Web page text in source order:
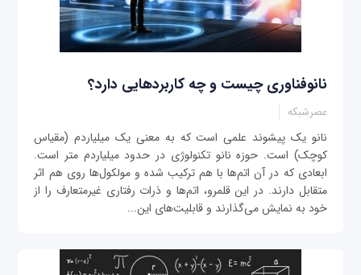
نانوفناوری چیست و چه کاربردهایی دارد؟
عصرشبکه
نانو یک پیشوند علمی است که به معنی یک میلیاردم (مقیاس
کوچک) است. حوزه نانو تکنولوژی در حدود میلیاردم متر است.
ابعادی که در آن اتم‌ها با هم ترکیب شده و مولکول‌ها روی هم اثر
متقابل دارند. در این قلمرو، اتم‌ها و ذرات رفتاری غیرمتعارف را از
خود به نمایش می‌گذارند و قابلیت‌های این...